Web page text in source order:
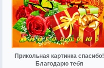
Прикольная картинка спасибо!
Благодарю тебя